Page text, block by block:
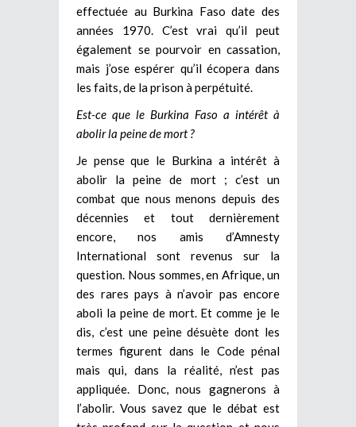
effectuée au Burkina Faso date des
années 1970. C’est vrai qu’il peut
également se pourvoir en cassation,
mais j’ose espérer qu’il écopera dans
les faits, de la prison à perpétuité.
Est-ce que le Burkina Faso a intérêt à
abolir la peine de mort ?
Je pense que le Burkina a intérêt à
abolir la peine de mort ; c’est un
combat que nous menons depuis des
décennies et tout dernièrement
encore, nos amis d’Amnesty
International sont revenus sur la
question. Nous sommes, en Afrique, un
des rares pays à n’avoir pas encore
aboli la peine de mort. Et comme je le
dis, c’est une peine désuète dont les
termes figurent dans le Code pénal
mais qui, dans la réalité, n’est pas
appliquée. Donc, nous gagnerons à
l’abolir. Vous savez que le débat est